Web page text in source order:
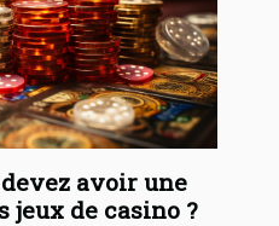
avoir une
jeux de casino ?